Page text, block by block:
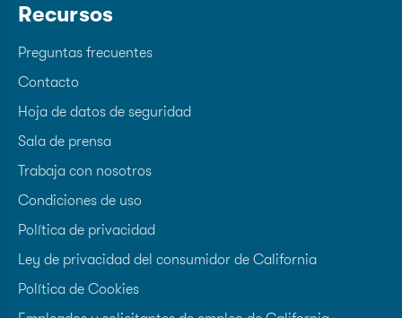
Recursos
Preguntas frecuentes
Contacto
Hoja de datos de seguridad
Sala de prensa
Trabaja con nosotros
Condiciones de uso
Política de privacidad
Ley de privacidad del consumidor de California
Política de Cookies